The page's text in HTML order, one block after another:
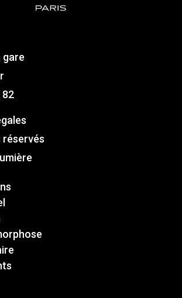
gare
82